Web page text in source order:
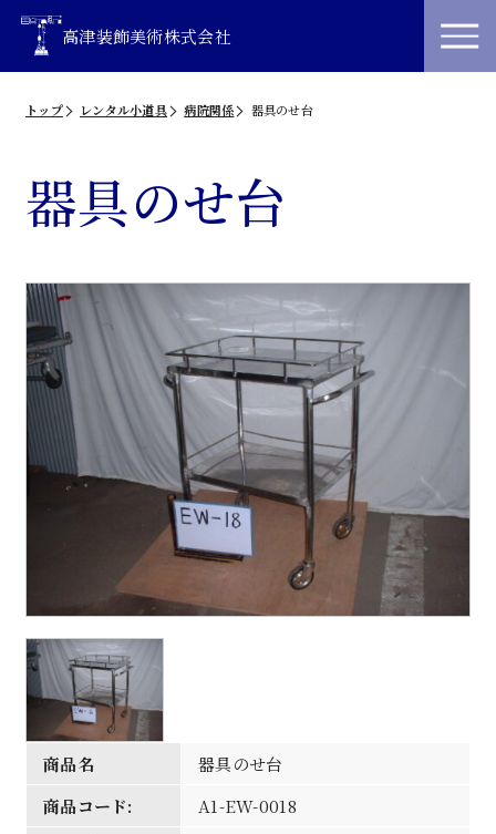
高津装飾美術株式会社
トップ レンタル小道具 病院関係 器具のせ台
器具のせ台
商品名
器具のせ台
商品コード:
A1-EW-0018